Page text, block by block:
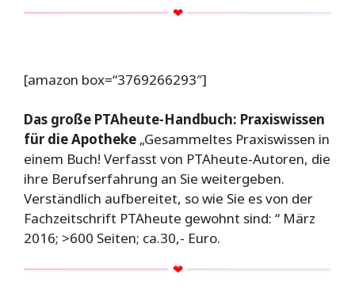
[amazon box=“3769266293″]
Das große PTAheute-Handbuch: Praxiswissen
für die Apotheke „Gesammeltes Praxiswissen in
einem Buch! Verfasst von PTAheute-Autoren, die
ihre Berufserfahrung an Sie weitergeben.
Verständlich aufbereitet, so wie Sie es von der
Fachzeitschrift PTAheute gewohnt sind: “ März
2016; >600 Seiten; ca.30,- Euro.